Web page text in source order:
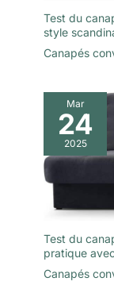
Test du
style
Canapés
Mar
24
2025
Test du
pratique
Canapés